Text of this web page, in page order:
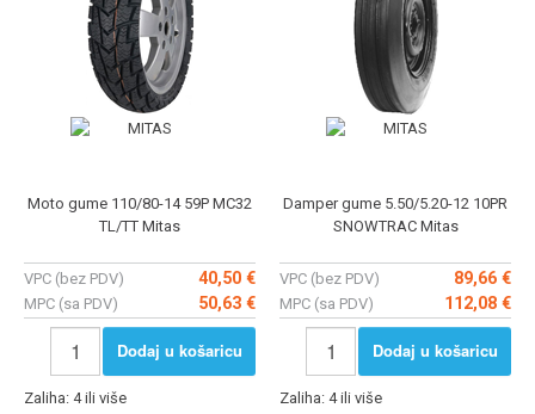
Moto gume 110/80-14 59P MC32
TL/TT Mitas
VPC (bez PDV) 40,50 €
MPC (sa PDV) 50,63 €
Dodaj u košaricu
Zaliha: 4 ili više
Damper gume 5.50/5.20-12 10PR
SNOWTRAC Mitas
VPC (bez PDV) 89,66 €
MPC (sa PDV) 112,08 €
Dodaj u košaricu
Zaliha: 4 ili više